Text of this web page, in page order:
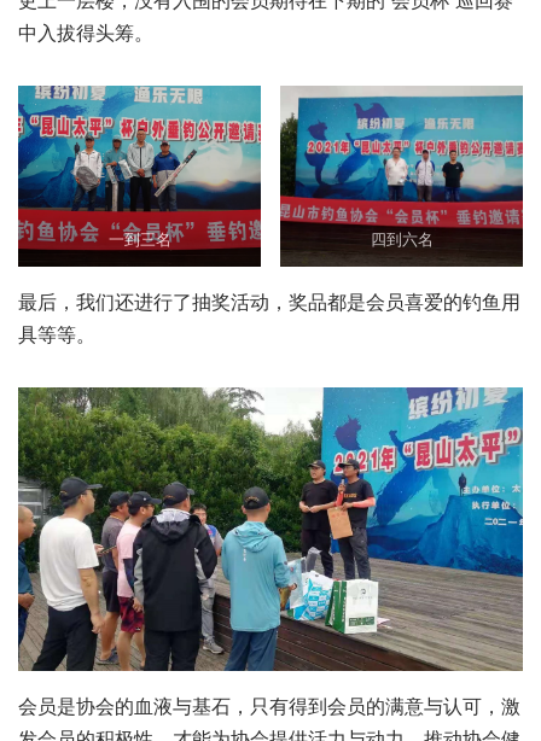
一到三名 四到六名
最后，我们还进行了抽奖活动，奖品都是会员喜爱的钓鱼用
具等等。
会员是协会的血液与基石，只有得到会员的满意与认可，激
发会员的积极性，才能为协会提供活力与动力，推动协会健
康发展。协会也会不断努力，通过更多、更丰富的会员活动